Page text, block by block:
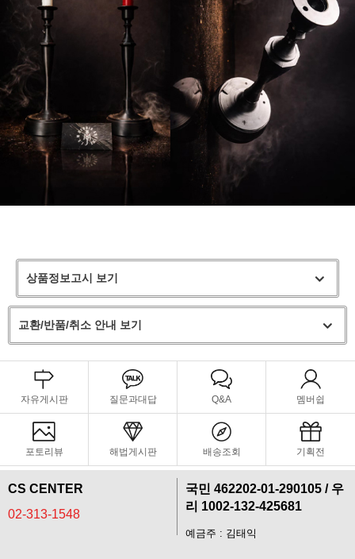
상품정보고시 보기
교환/반품/취소 안내 보기
자유게시판 질문과대답 Q&A 멤버쉽
포토리뷰 해법게시판 배송조회 기획전
CS CENTER
02-313-1548
국민 462202-01-290105 / 우
리 1002-132-425681
예금주 : 김태익